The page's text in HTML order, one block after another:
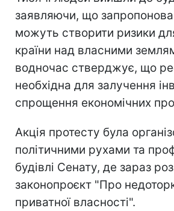
заявляючи, що
можуть створити ризики
країни над власними
водночас стверджує, що
необхідна для залучення
спрощення економічних
Акція протесту була
політичними рухами та
будівлі Сенату, де зараз
законопроєкт "Про
приватної власності".